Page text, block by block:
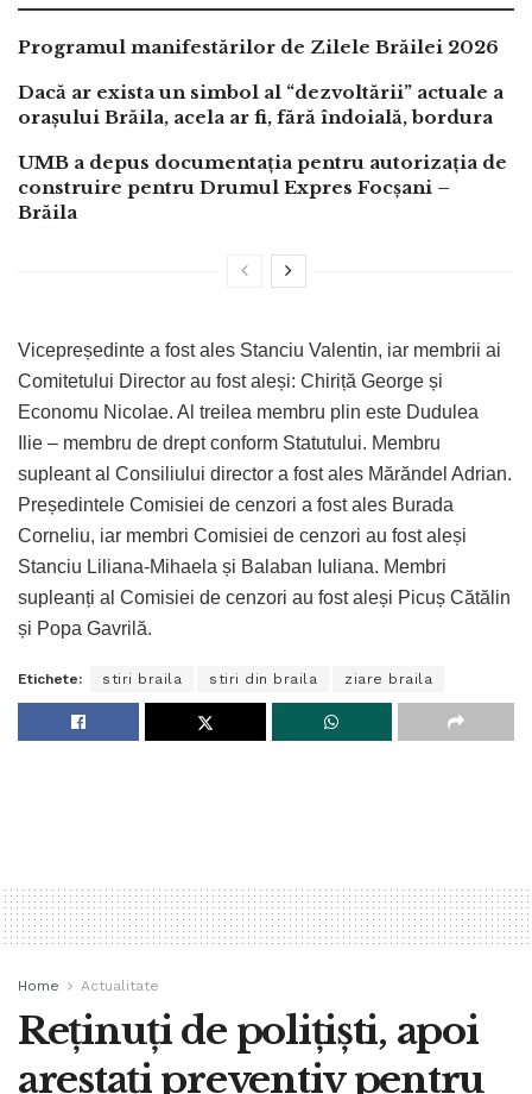
Programul manifestărilor de Zilele Brăilei 2026
Dacă ar exista un simbol al “dezvoltării” actuale a
orașului Brăila, acela ar fi, fără îndoială, bordura
UMB a depus documentația pentru autorizația de
construire pentru Drumul Expres Focșani –
Brăila
Vicepreședinte a fost ales Stanciu Valentin, iar membrii ai
Comitetului Director au fost aleși: Chiriță George și
Economu Nicolae. Al treilea membru plin este Dudulea
Ilie – membru de drept conform Statutului. Membru
supleant al Consiliului director a fost ales Mărăndel Adrian.
Președintele Comisiei de cenzori a fost ales Burada
Corneliu, iar membri Comisiei de cenzori au fost aleși
Stanciu Liliana-Mihaela și Balaban Iuliana. Membri
supleanți al Comisiei de cenzori au fost aleși Picuș Cătălin
și Popa Gavrilă.
Etichete: stiri braila stiri din braila ziare braila
Home Actualitate
Reținuți de polițiști, apoi
arestați preventiv pentru